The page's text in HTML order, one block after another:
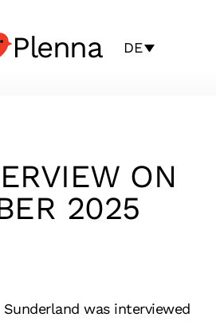
Plenna DE
ON
2025
Sunderland was interviewed